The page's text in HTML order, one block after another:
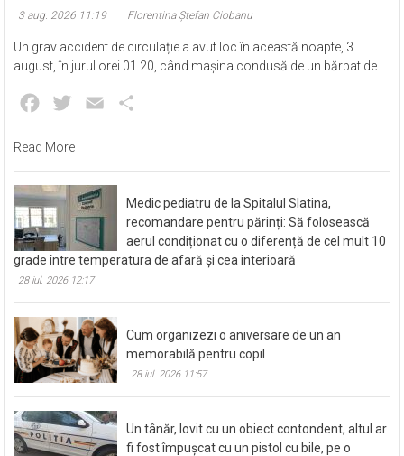
3 aug. 2026 11:19 Florentina Ștefan Ciobanu
Un grav accident de circulație a avut loc în această noapte, 3
august, în jurul orei 01.20, când mașina condusă de un bărbat de
Facebook
Twitter Email
Read More
Medic pediatru de la Spitalul Slatina,
recomandare pentru părinți: Să folosească
aerul condiționat cu o diferență de cel mult 10
grade între temperatura de afară și cea interioară
28 iul. 2026 12:17
Cum organizezi o aniversare de un an
memorabilă pentru copil
28 iul. 2026 11:57
Un tânăr, lovit cu un obiect contondent, altul ar
fi fost împușcat cu un pistol cu bile, pe o